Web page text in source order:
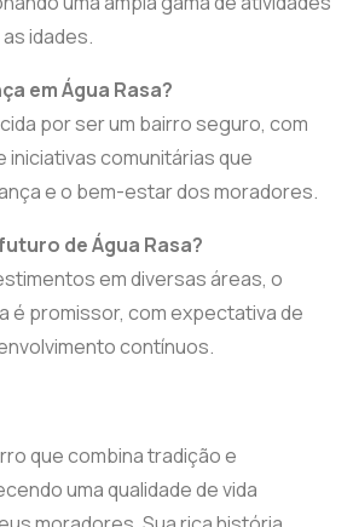
idades.
em Água Rasa?
por ser um bairro seguro, com
iniciativas comunitárias que
e o bem-estar dos moradores.
de Água Rasa?
em diversas áreas, o
é promissor, com expectativa de
contínuos.
que combina tradição e
uma qualidade de vida